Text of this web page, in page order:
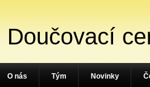
Doučovací
O nás Tým Novinky